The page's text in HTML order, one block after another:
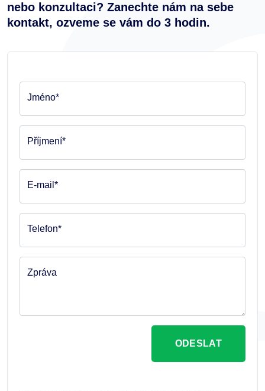
nebo konzultaci? Zanechte nám na sebe
kontakt, ozveme se vám do 3 hodin.
Jméno*
Příjmení*
E-mail*
Telefon*
Zpráva
ODESLAT